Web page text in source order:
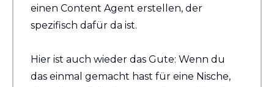
einen Content Agent erstellen, der
spezifisch dafür da ist.
Hier ist auch wieder das Gute: Wenn du
das einmal gemacht hast für eine Nische,